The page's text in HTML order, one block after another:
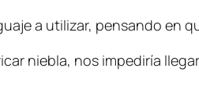
a utilizar, pensando en
niebla, nos impediría